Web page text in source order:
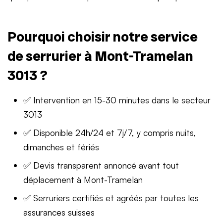
Pourquoi choisir notre service
de serrurier à Mont-Tramelan
3013 ?
✅ Intervention en 15-30 minutes dans le secteur
3013
✅ Disponible 24h/24 et 7j/7, y compris nuits,
dimanches et fériés
✅ Devis transparent annoncé avant tout
déplacement à Mont-Tramelan
✅ Serruriers certifiés et agréés par toutes les
assurances suisses